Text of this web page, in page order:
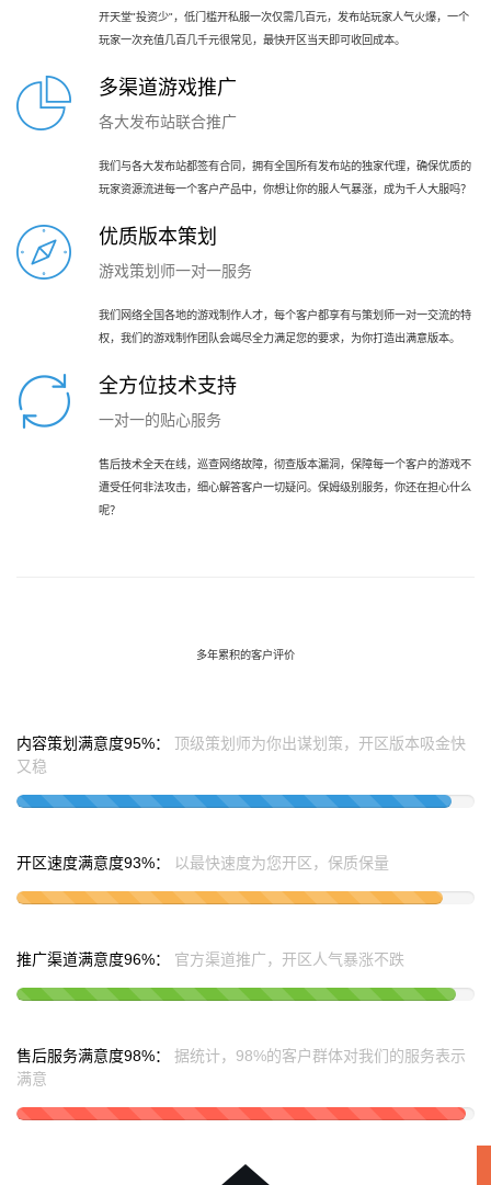
开天堂"投资少"，低门槛开私服一次仅需几百元，发布站玩家人气火爆，一个
玩家一次充值几百几千元很常见，最快开区当天即可收回成本。
多渠道游戏推广
各大发布站联合推广
我们与各大发布站都签有合同，拥有全国所有发布站的独家代理，确保优质的
玩家资源流进每一个客户产品中，你想让你的服人气暴涨，成为千人大服吗？
优质版本策划
游戏策划师一对一服务
我们网络全国各地的游戏制作人才，每个客户都享有与策划师一对一交流的特
权，我们的游戏制作团队会竭尽全力满足您的要求，为你打造出满意版本。
全方位技术支持
一对一的贴心服务
售后技术全天在线，巡查网络故障，彻查版本漏洞，保障每一个客户的游戏不
遭受任何非法攻击，细心解答客户一切疑问。保姆级别服务，你还在担心什么
呢？
多年累积的客户评价
内容策划满意度95%： 顶级策划师为你出谋划策，开区版本吸金快
又稳
策
开区速度满意度93%： 以最快速度为您开区，保质保量
设
推广渠道满意度96%： 官方渠道推广，开区人气暴涨不跌
开
售后服务满意度98%： 据统计，98%的客户群体对我们的服务表示
满意